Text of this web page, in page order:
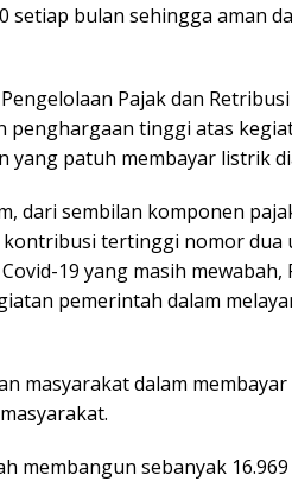
setiap bulan sehingga aman
Pajak dan
penghargaan tinggi atas
yang patuh membayar listrik
dari sembilan komponen
kontribusi tertinggi nomor dua
19 yang masih mewabah,
pemerintah dalam
masyarakat dalam
membangun sebanyak